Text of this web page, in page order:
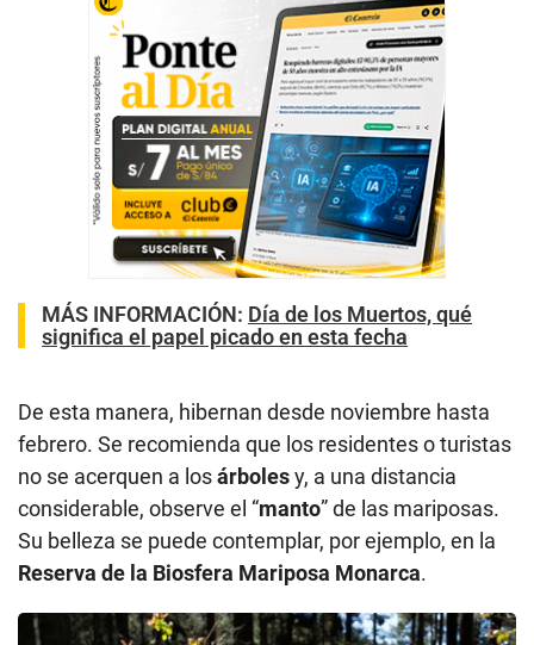
MÁS INFORMACIÓN: Día de los Muertos, qué
significa el papel picado en esta fecha
De esta manera, hibernan desde noviembre hasta
febrero. Se recomienda que los residentes o turistas
no se acerquen a losárbolesy, a una distancia
considerable, observe el “manto” de las mariposas.
Su belleza se puede contemplar, por ejemplo, en la
Reserva de la Biosfera Mariposa Monarca.